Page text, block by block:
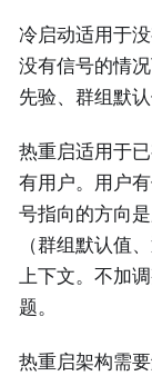
冷启动适用于
没有信号的情
先验、群组默
热重启适用于
有用户。用户
号指向的方向
（群组默认值
上下文。不加
题。
热重启架构需